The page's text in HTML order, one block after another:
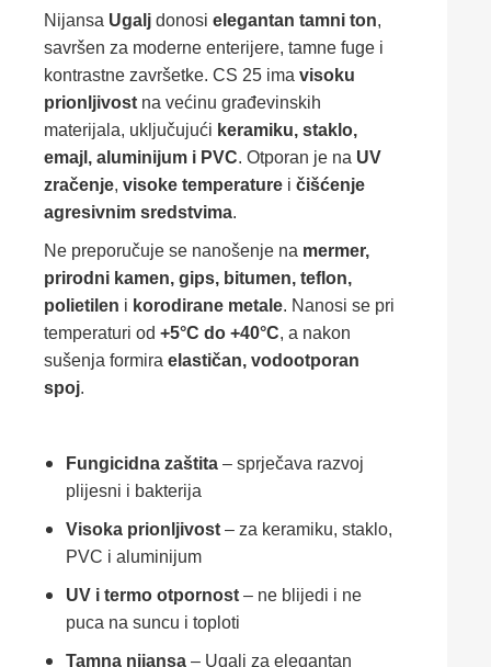
Nijansa Ugalj donosi elegantan tamni ton,
savršen za moderne enterijere, tamne fuge i
kontrastne završetke. CS 25 ima visoku
prionljivost na većinu građevinskih
materijala, uključujući keramiku, staklo,
emajl, aluminijum i PVC. Otporan je na UV
zračenje, visoke temperature i čišćenje
agresivnim sredstvima.
Ne preporučuje se nanošenje na mermer,
prirodni kamen, gips, bitumen, teflon,
polietilen i korodirane metale. Nanosi se pri
temperaturi od +5°C do +40°C, a nakon
sušenja formira elastičan, vodootporan
spoj.
Fungicidna zaštita – sprječava razvoj
plijesni i bakterija
Visoka prionljivost – za keramiku, staklo,
PVC i aluminijum
UV i termo otpornost – ne blijedi i ne
puca na suncu i toploti
Tamna nijansa – Ugalj za elegantan